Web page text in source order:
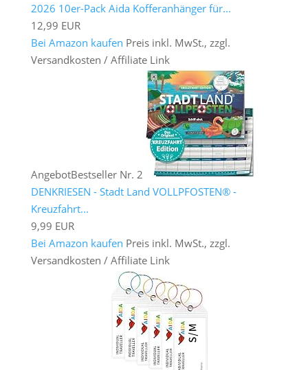
2026 10er-Pack Aida Kofferanhänger für...
12,99 EUR
Bei Amazon kaufen Preis inkl. MwSt., zzgl.
Versandkosten / Affiliate Link
AngebotBestseller Nr. 2
DENKRIESEN - Stadt Land VOLLPFOSTEN® -
Kreuzfahrt...
9,99 EUR
Bei Amazon kaufen Preis inkl. MwSt., zzgl.
Versandkosten / Affiliate Link